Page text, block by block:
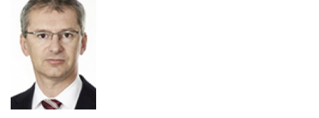
Webinare
Learnings